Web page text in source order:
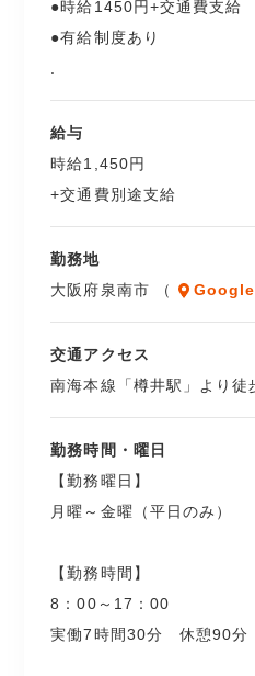
●時給1450円+交通費支給
●有給制度あり
.
給与
時給1,450円
+交通費別途支給
勤務地
大阪府泉南市 （
交通アクセス
南海本線「樽井駅」より徒
勤務時間・曜日
【勤務曜日】
月曜～金曜（平日のみ）
【勤務時間】
8：00～17：00
実働7時間30分 休憩90分